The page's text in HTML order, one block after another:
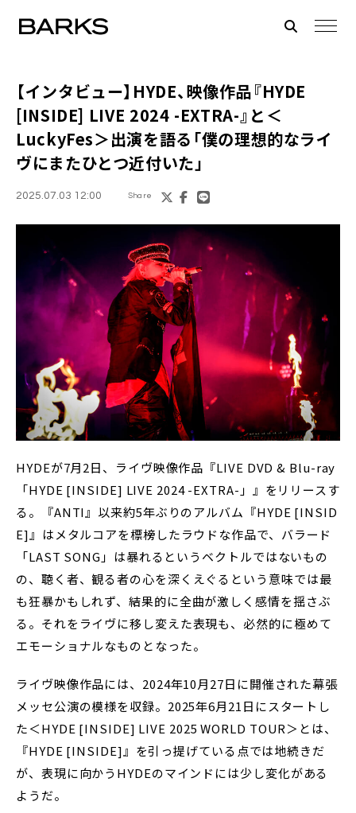
【インタビュー】HYDE、映像作品『HYDE
[INSIDE] LIVE 2024 -EXTRA-』と＜
LuckyFes＞出演を語る「僕の理想的なライ
ヴにまたひとつ近付いた」
2025.07.03 12:00 Share
HYDEが7月2日、ライヴ映像作品『LIVE DVD & Blu-ray
「HYDE [INSIDE] LIVE 2024 -EXTRA-」』をリリースす
る。『ANTI』以来約5年ぶりのアルバム『HYDE [INSID
E]』はメタルコアを標榜したラウドな作品で、バラード
「LAST SONG」は暴れるというベクトルではないもの
の、聴く者、観る者の心を深くえぐるという意味では最
も狂暴かもしれず、結果的に全曲が激しく感情を揺さぶ
る。それをライヴに移し変えた表現も、必然的に極めて
エモーショナルなものとなった。
ライヴ映像作品には、2024年10月27日に開催された幕張
メッセ公演の模様を収録。2025年6月21日にスタートし
た＜HYDE [INSIDE] LIVE 2025 WORLD TOUR＞とは、
『HYDE [INSIDE]』を引っ提げている点では地続きだ
が、表現に向かうHYDEのマインドには少し変化がある
ようだ。